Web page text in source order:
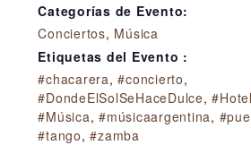
Categorías de Evento:
Conciertos, Música
Etiquetas del Evento :
#chacarera,#concierto,
#DondeElSolSeHaceDulce,
#Música,#músicaargentina,
#tango,#zamba